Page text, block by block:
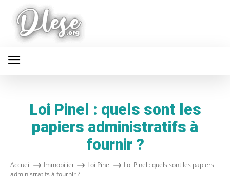
Loi Pinel : quels sont les
papiers administratifs à
fournir ?
Accueil Immobilier Loi Pinel
Loi Pinel : quels sont les papiers
administratifs à fournir ?